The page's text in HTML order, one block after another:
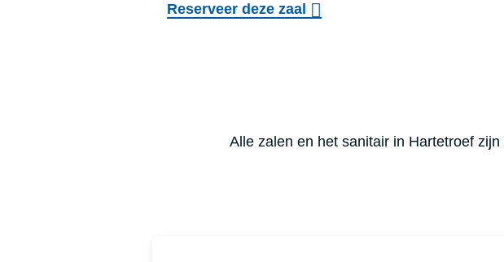
Reserveer deze zaal
Alle zalen en het sanitair in Hartetroef zijn